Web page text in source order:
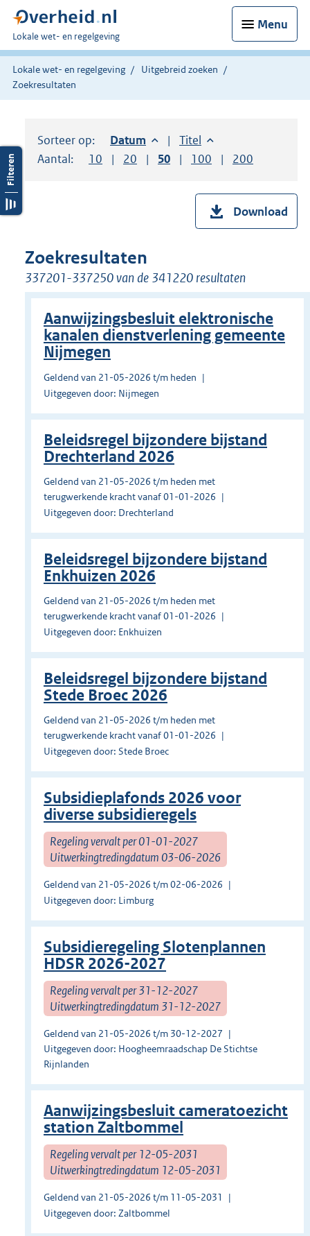
Menu
U
bent
hier:
Lokale wet- en regelgeving
Lokale wet- en regelgeving
Uitgebreid zoeken
Zoekresultaten
Sorteer op: Sorteer op:
Datum aflopendSorteer op:
Titel oplopend
Aantal:
Toon
10 resultaten per pagina
Toon
20 resultaten per pagina
Toon
50 resultaten per pagina
Toon
100 resultaten per
Toon
200
Download
Zoekresultaten
337201-337250 van de 341220 resultaten
Aanwijzingsbesluit elektronische
kanalen dienstverlening gemeente
Nijmegen
Geldend van 21-05-2026 t/m heden
Uitgegeven door: Nijmegen
Beleidsregel bijzondere bijstand
Drechterland 2026
Geldend van 21-05-2026 t/m heden met
terugwerkende kracht vanaf 01-01-2026
Uitgegeven door: Drechterland
Beleidsregel bijzondere bijstand
Enkhuizen 2026
Geldend van 21-05-2026 t/m heden met
terugwerkende kracht vanaf 01-01-2026
Uitgegeven door: Enkhuizen
Beleidsregel bijzondere bijstand
Stede Broec 2026
Geldend van 21-05-2026 t/m heden met
terugwerkende kracht vanaf 01-01-2026
Uitgegeven door: Stede Broec
Subsidieplafonds 2026 voor
diverse subsidieregels
Regeling vervalt per 01-01-2027
Uitwerkingtredingdatum 03-06-2026
Geldend van 21-05-2026 t/m 02-06-2026
Uitgegeven door: Limburg
Subsidieregeling Slotenplannen
HDSR 2026-2027
Regeling vervalt per 31-12-2027
Uitwerkingtredingdatum 31-12-2027
Geldend van 21-05-2026 t/m 30-12-2027
Uitgegeven door: Hoogheemraadschap De Stichtse
Rijnlanden
Aanwijzingsbesluit cameratoezicht
station Zaltbommel
Regeling vervalt per 12-05-2031
Uitwerkingtredingdatum 12-05-2031
Geldend van 21-05-2026 t/m 11-05-2031
Uitgegeven door: Zaltbommel